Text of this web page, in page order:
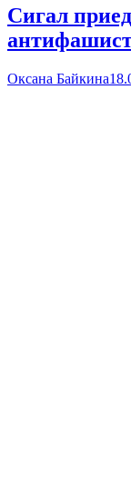
Сигал
Оксана Байкина